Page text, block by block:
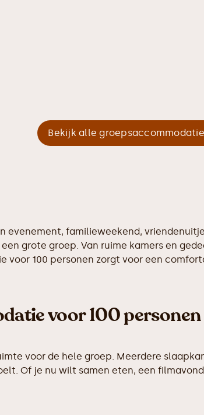
Bekijk alle
evenement, familieweekend,
grote groep. Van ruime kamers en
100 personen zorgt voor een
voor 100 personen
voor de hele groep. Meerdere
Of je nu wilt samen eten, een